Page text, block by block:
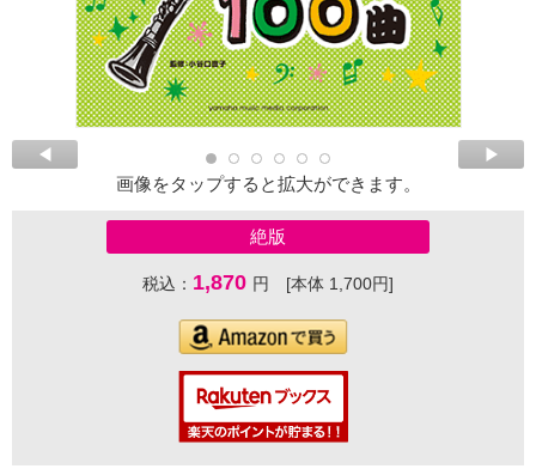
画像をタップすると拡大ができます。
絶版
税込： 1,870 円 [本体 1,700円]